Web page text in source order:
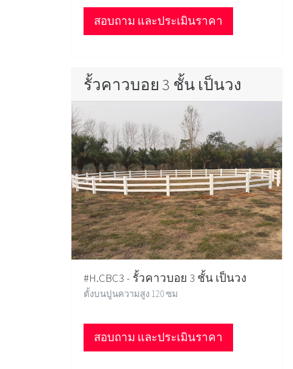
สอบถาม และประเมินราคา
รั้วคาวบอย 3 ชั้น เป็นวง
#H.CBC3 - รั้วคาวบอย 3 ชั้น เป็นวง
ตั้งบนปูนความสูง 120 ซม
สอบถาม และประเมินราคา